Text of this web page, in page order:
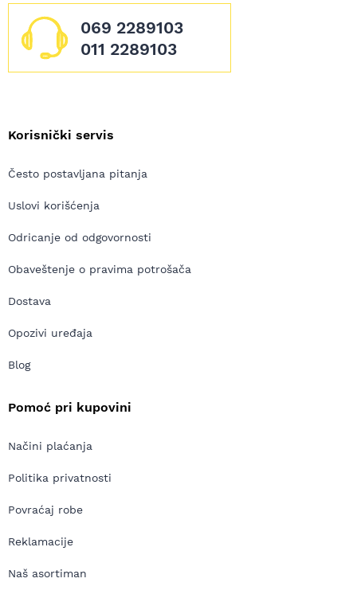
069 2289103
011 2289103
Korisnički servis
Često postavljana pitanja
Uslovi korišćenja
Odricanje od odgovornosti
Obaveštenje o pravima potrošača
Dostava
Opozivi uređaja
Blog
Pomoć pri kupovini
Načini plaćanja
Politika privatnosti
Povraćaj robe
Reklamacije
Naš asortiman